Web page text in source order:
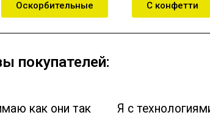
Оскорбительные С конфетти
покупателей:
как они так
Я с